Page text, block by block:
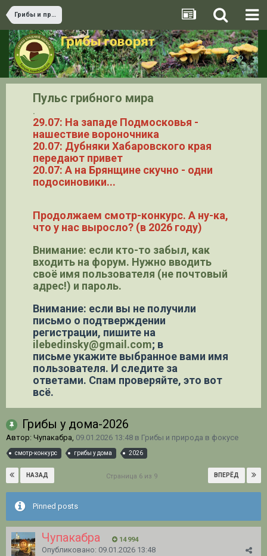
Грибы и природа в фокусе
Пульс грибного мира
.
29.07: На западе Подмосковья -
нашествие вороночника
20.07: Дубняки Хабаровского края
передают привет
20.07: А на Брянщине скучно - одни
подосиновики...
Продолжаем смотр-конкурс. А ну-ка,
что у нас выросло? (в 2026 году)
Внимание: если кто-то забыл, как
входить на форум. Нужно вводить
своё имя пользователя (не почтовый
адрес!) и пароль.
Внимание: если вы не получили
письмо о подтверждении
регистрации, пишите на
ilebedinsky@gmail.com; в
письме укажите выбранное вами имя
пользователя. И следите за
ответами. Спам проверяйте, это вот
всё.
Грибы у дома-2026
Автор: Чупакабра, 09.01.2026 13:48 в Грибы и природа в фокусе
смотр-конкурс грибы у дома 2026
НАЗАД ВПЕРЁД
Страница 6 из 9
Pinned posts
Чупакабра 14 994
Опубликовано: 09.01.2026 13:48